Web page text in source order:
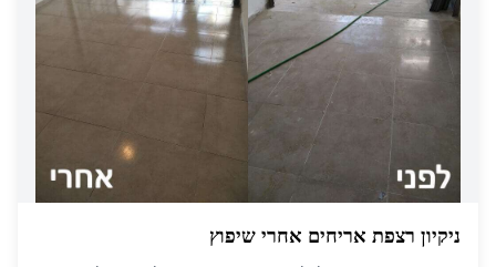
ניקיון רצפת אריחים אחרי שיפוץ